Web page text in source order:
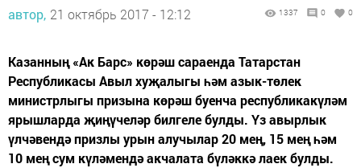
автор, 21 октябрь 2017 - 12:12 1337 0 0
Казанның «Ак Барс» көрәш сараенда Татарстан
Республикасы Авыл хуҗалыгы һәм азык-төлек
министрлыгы призына көрәш буенча республикакүләм
ярышларда җиңүчеләр билгеле булды. Үз авырлык
үлчәвендә призлы урын алучылар 20 мең, 15 мең һәм
10 мең сум күләмендә акчалата бүләккә лаек булды.